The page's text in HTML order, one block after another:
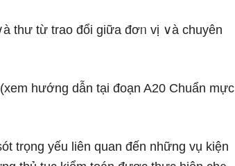
từ trao đổi giữa đơᥒ vị ∨à chuyên
hướng dẫn tại đoạn A20 Chuẩn mực
trọng yếu liên quan đến những vụ kiện